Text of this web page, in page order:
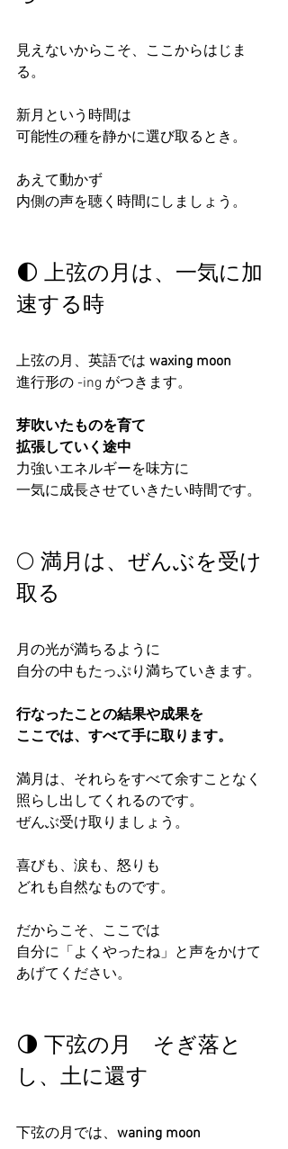
見えないからこそ、ここからはじま
る。
新月という時間は
可能性の種を静かに選び取るとき。
あえて動かず
内側の声を聴く時間にしましょう。
🌓 上弦の月は、一気に加
速する時
上弦の月、英語では waxing moon
進行形の -ing がつきます。
芽吹いたものを育て
拡張していく途中
力強いエネルギーを味方に
一気に成長させていきたい時間です。
🌕 満月は、ぜんぶを受け
取る
月の光が満ちるように
自分の中もたっぷり満ちていきます。
行なったことの結果や成果を
ここでは、すべて手に取ります。
満月は、それらをすべて余すことなく
照らし出してくれるのです。
ぜんぶ受け取りましょう。
喜びも、涙も、怒りも
どれも自然なものです。
だからこそ、ここでは
自分に「よくやったね」と声をかけて
あげてください。
🌗 下弦の月　そぎ落と
し、土に還す
下弦の月では、 waning moon